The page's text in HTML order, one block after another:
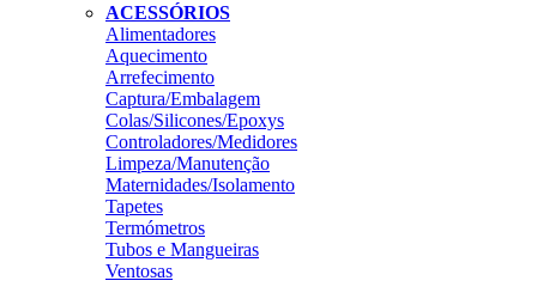
ACESSÓRIOS
Alimentadores
Aquecimento
Arrefecimento
Captura/Embalagem
Colas/Silicones/Epoxys
Controladores/Medidores
Limpeza/Manutenção
Maternidades/Isolamento
Tapetes
Termómetros
Tubos e Mangueiras
Ventosas